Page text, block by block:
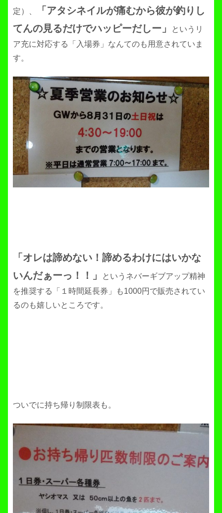
定）、
「アタシネイルが痛むから彼が釣りし
てんの見るだけでハッピーだしー」
というリ
ア充に対応する「入場券」なんてのも用意されていま
す。
「オレは諦めない！諦めるわけにはいかな
いんだぁーっ！！」
というネバーギブアップ精神
を推奨する「１時間延長券」も1000円で販売されてい
るのも嬉しいところです。
ついでに持ち帰り制限表も。